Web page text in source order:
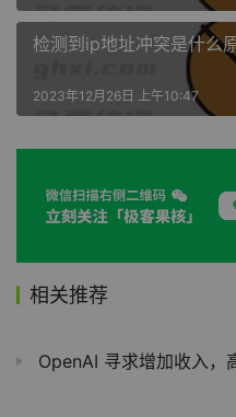
检测到ip地址冲突是什么
2023年12月26日 上午10:47
相关推荐
OpenAI 寻求增加收入，高管称